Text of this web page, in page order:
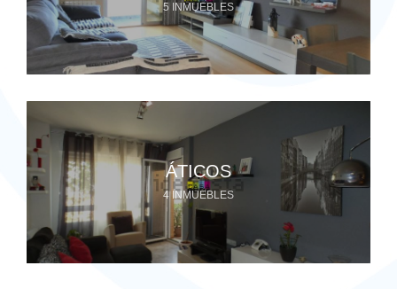
5 INMUEBLES
ÁTICOS
4 INMUEBLES